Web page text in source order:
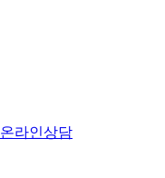
온라인상담